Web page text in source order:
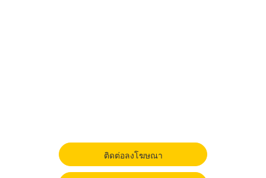
ติดต่อลงโฆษณา